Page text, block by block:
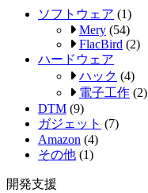
ソフトウェア (1)
Mery (54)
FlacBird (2)
ハードウェア
ハック (4)
電子工作 (2)
DTM (9)
ガジェット (7)
Amazon (4)
その他 (1)
開発支援